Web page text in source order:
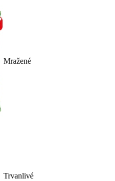
Mražené
Trvanlivé